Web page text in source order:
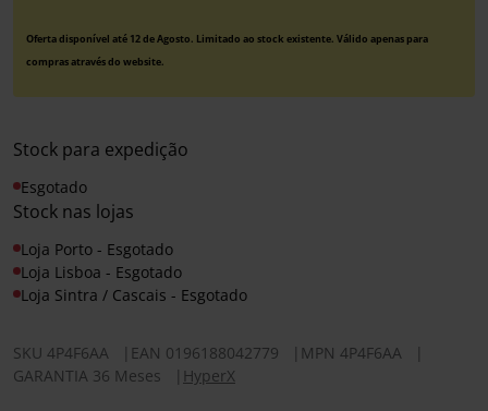
Oferta disponível até 12 de Agosto. Limitado ao stock existente. Válido apenas para
compras através do website.
Stock para expedição
Esgotado
Stock nas lojas
Loja Porto - Esgotado
Loja Lisboa - Esgotado
Loja Sintra / Cascais - Esgotado
SKU 4P4F6AA EAN 0196188042779 MPN 4P4F6AA
GARANTIA 36 Meses
HyperX